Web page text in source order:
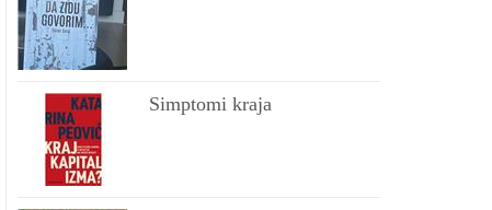
Simptomi kraja